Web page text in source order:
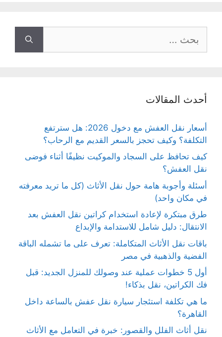
عن:
أحدث المقالات
أسعار نقل العفش مع دخول 2026: هل سترتفع
التكلفة؟ وكيف تحجز بالسعر القديم مع الرحاب؟
كيف تحافظ على السجاد والموكيت نظيفًا أثناء فوضى
نقل العفش؟
أسئلة وأجوبة هامة حول نقل الأثاث (كل ما تريد معرفته
في مكان واحد)
طرق مبتكرة لإعادة استخدام كراتين نقل العفش بعد
الانتقال: دليل شامل للاستدامة والإبداع
باقات نقل الأثاث المتكاملة: تعرف على ما تشمله الباقة
الفضية والذهبية في مصر
أول 5 خطوات عملية عند وصولك للمنزل الجديد: قبل
فك الكراتين، نقل بذكاء!
ما هي تكلفة استئجار سيارة نقل عفش بالساعة داخل
القاهرة؟
نقل أثاث الفلل والقصور: خبرة في التعامل مع الأثاث